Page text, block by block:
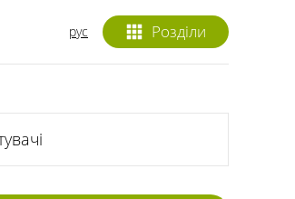
Розділи
рус